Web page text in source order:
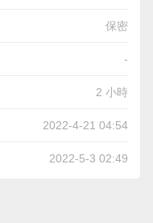
保密
-
2 小時
2022-4-21 04:54
2022-5-3 02:49